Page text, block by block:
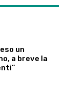
un
a breve la